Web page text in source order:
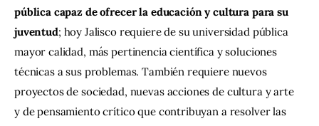
pública capaz de ofrecer la educación y cultura para su
juventud; hoy Jalisco requiere de su universidad pública
mayor calidad, más pertinencia científica y soluciones
técnicas a sus problemas. También requiere nuevos
proyectos de sociedad, nuevas acciones de cultura y arte
y de pensamiento crítico que contribuyan a resolver las